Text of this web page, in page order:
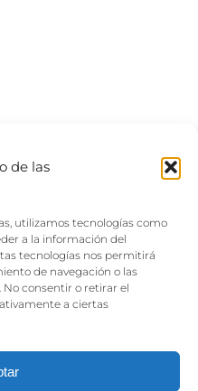
de las
utilizamos tecnologías como
a la información del
tecnologías nos permitirá
de navegación o las
consentir o retirar el
a ciertas
una vida
Dfa reclama un
laboral de las
de las Artes